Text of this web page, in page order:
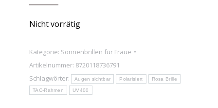
Nicht vorrätig
Kategorie: Sonnenbrillen für Fraue
Artikelnummer: 8720118736791
Schlagwörter:
Augen sichtbar Polarisiert Rosa Brille
TAC-Rahmen UV400